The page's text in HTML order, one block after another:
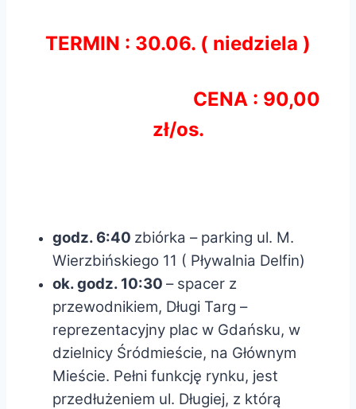
TERMIN : 30.06. ( niedziela )
CENA : 90,00
zł/os.
godz. 6:40 zbiórka – parking ul. M.
Wierzbińskiego 11 ( Pływalnia Delfin)
ok. godz. 10:30 – spacer z
przewodnikiem, Długi Targ –
reprezentacyjny plac w Gdańsku, w
dzielnicy Śródmieście, na Głównym
Mieście. Pełni funkcję rynku, jest
przedłużeniem ul. Długiej, z którą